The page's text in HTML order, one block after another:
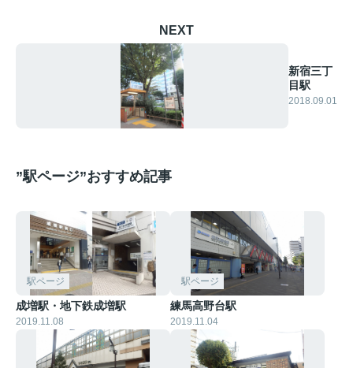
NEXT
新宿三丁
目駅
2018.09.01
”駅ページ”おすすめ記事
駅ページ
成増駅・地下鉄成増駅
2019.11.08
駅ページ
練馬高野台駅
2019.11.04